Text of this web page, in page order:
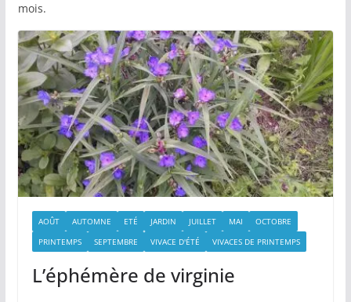
mois.
AOÛT AUTOMNE ETÉ JARDIN JUILLET MAI
OCTOBRE
PRINTEMPS
SEPTEMBRE VIVACE D'ÉTÉ VIVACES DE PRINTEMPS
L’éphémère de virginie